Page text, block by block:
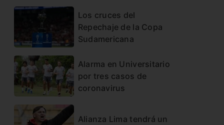
Los cruces del
Repechaje de la Copa
Sudamericana
Alarma en Universitario
por tres casos de
coronavirus
Alianza Lima tendrá un